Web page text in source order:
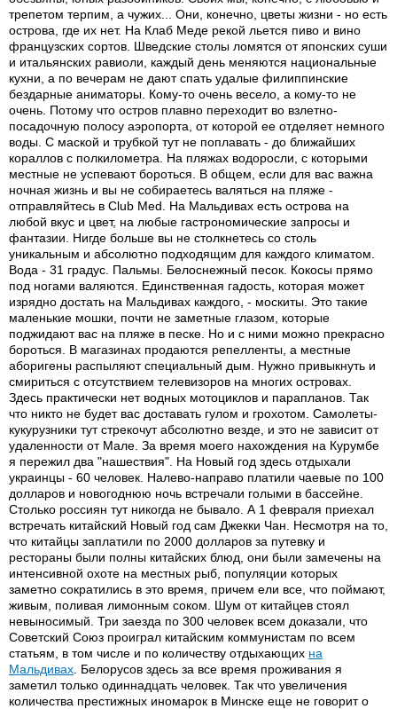
трепетом терпим, а чужих... Они, конечно, цветы жизни - но есть
острова, где их нет. На Клаб Меде рекой льется пиво и вино
французских сортов. Шведские столы ломятся от японских суши
и итальянских равиоли, каждый день меняются национальные
кухни, а по вечерам не дают спать удалые филиппинские
бездарные аниматоры. Кому-то очень весело, а кому-то не
очень. Потому что остров плавно переходит во взлетно-
посадочную полосу аэропорта, от которой ее отделяет немного
воды. С маской и трубкой тут не поплавать - до ближайших
кораллов с полкилометра. На пляжах водоросли, с которыми
местные не успевают бороться. В общем, если для вас важна
ночная жизнь и вы не собираетесь валяться на пляже -
отправляйтесь в Club Med. На Мальдивах есть острова на
любой вкус и цвет, на любые гастрономические запросы и
фантазии. Нигде больше вы не столкнетесь со столь
уникальным и абсолютно подходящим для каждого климатом.
Вода - 31 градус. Пальмы. Белоснежный песок. Кокосы прямо
под ногами валяются. Единственная гадость, которая может
изрядно достать на Мальдивах каждого, - москиты. Это такие
маленькие мошки, почти не заметные глазом, которые
поджидают вас на пляже в песке. Но и с ними можно прекрасно
бороться. В магазинах продаются репелленты, а местные
аборигены распыляют специальный дым. Нужно привыкнуть и
смириться с отсутствием телевизоров на многих островах.
Здесь практически нет водных мотоциклов и парапланов. Так
что никто не будет вас доставать гулом и грохотом. Самолеты-
кукурузники тут стрекочут абсолютно везде, и это не зависит от
удаленности от Мале. За время моего нахождения на Курумбе
я пережил два "нашествия". На Новый год здесь отдыхали
украинцы - 60 человек. Налево-направо платили чаевые по 100
долларов и новогоднюю ночь встречали голыми в бассейне.
Столько россиян тут никогда не бывало. А 1 февраля приехал
встречать китайский Новый год сам Джекки Чан. Несмотря на то,
что китайцы заплатили по 2000 долларов за путевку и
рестораны были полны китайских блюд, они были замечены на
интенсивной охоте на местных рыб, популяции которых
заметно сократились в это время, причем ели все, что поймают,
живым, поливая лимонным соком. Шум от китайцев стоял
невыносимый. Три заезда по 300 человек всем доказали, что
Советский Союз проиграл китайским коммунистам по всем
статьям, в том числе и по количеству отдыхающих на
Мальдивах . Белорусов здесь за все время проживания я
заметил только одиннадцать человек. Так что увеличения
количества престижных иномарок в Минске еще не говорит о